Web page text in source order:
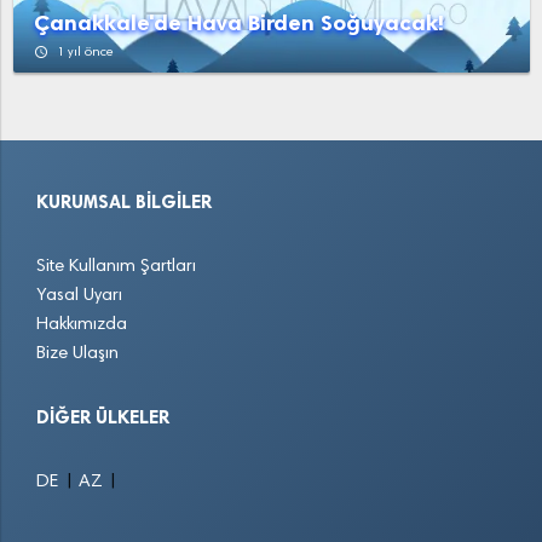
Çanakkale'de Hava Birden Soğuyacak!
access_time 1 yıl önce
KURUMSAL BILGILER
Site Kullanım Şartları
Yasal Uyarı
Hakkımızda
Bize Ulaşın
DIĞER ÜLKELER
DE AZ